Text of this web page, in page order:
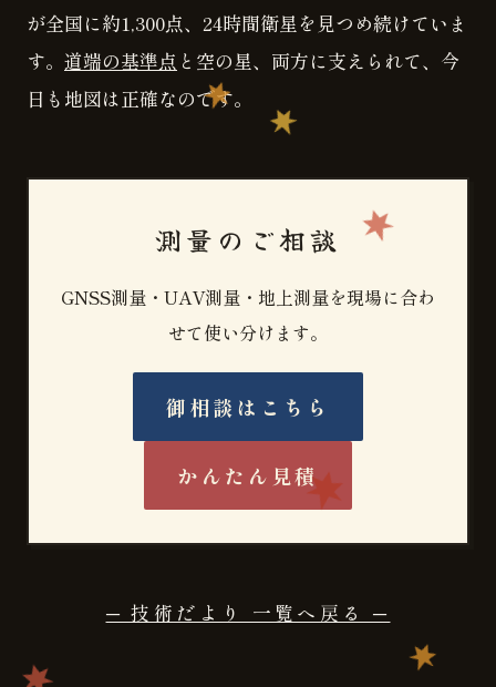
が全国に約1,300点、24時間衛星を見つめ続けていま
す。 道端の基準点 と空の星、両方に支えられて、今
日も地図は正確なのです。
測量のご相談
GNSS測量・UAV測量・地上測量を現場に合わ
せて使い分けます。
御相談はこちら
かんたん見積
─ 技術だより 一覧へ戻る ─